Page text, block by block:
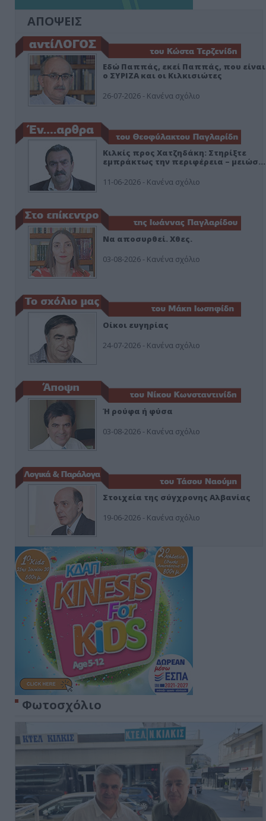
ΑΠΟΨΕΙΣ
Εδώ Παππάς, εκεί Παππάς, που είναι
ο ΣΥΡΙΖΑ και οι Κιλκισιώτες
26-07-2026 - Κανένα σχόλιο
Κιλκίς προς Χατζηδάκη: Στηρίξτε
εμπράκτως την περιφέρεια – μειώσ…
11-06-2026 - Κανένα σχόλιο
Να αποσυρθεί. Χθες.
03-08-2026 - Κανένα σχόλιο
Οίκοι ευγηρίας
24-07-2026 - Κανένα σχόλιο
Ή ρούφα ή φύσα
03-08-2026 - Κανένα σχόλιο
Στοιχεία της σύγχρονης Αλβανίας
19-06-2026 - Κανένα σχόλιο
Φωτοσχόλιο